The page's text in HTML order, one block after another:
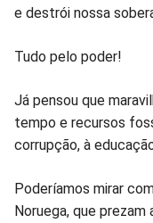
e destrói nossa
Tudo pelo poder!
Já pensou que
tempo e recursos
corrupção, à
Poderíamos mirar
Noruega, que